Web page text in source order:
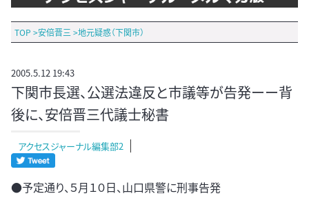
TOP >安倍晋三 >地元疑惑（下関市）
2005.5.12 19:43
下関市長選、公選法違反と市議等が告発ーー背
後に、安倍晋三代議士秘書
アクセスジャーナル編集部2
●予定通り、５月１０日、山口県警に刑事告発